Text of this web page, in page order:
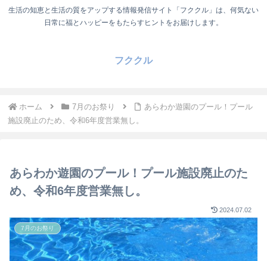
生活の知恵と生活の質をアップする情報発信サイト「フククル」は、何気ない
日常に福とハッピーをもたらすヒントをお届けします。
フククル
ホーム 7月のお祭り
あらわか遊園のプール！プール
施設廃止のため、令和6年度営業無し。
あらわか遊園のプール！プール施設廃止のた
め、令和6年度営業無し。
2024.07.02
7月のお祭り